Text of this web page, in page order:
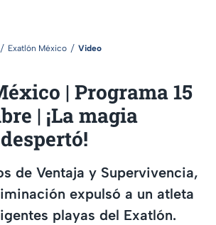
Exatlón México Video
| Programa 15
| ¡La magia
de Ventaja y Supervivencia,
expulsó a un atleta
playas del Exatlón.